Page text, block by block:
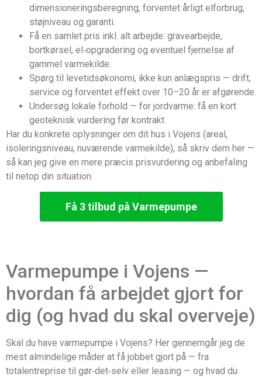
dimensioneringsberegning, forventet årligt elforbrug,
støjniveau og garanti.
Få en samlet pris inkl. alt arbejde: gravearbejde,
bortkørsel, el‑opgradering og eventuel fjernelse af
gammel varmekilde.
Spørg til levetidsøkonomi, ikke kun anlægspris — drift,
service og forventet effekt over 10–20 år er afgørende.
Undersøg lokale forhold — for jordvarme: få en kort
geoteknisk vurdering før kontrakt.
Har du konkrete oplysninger om dit hus i Vojens (areal,
isoleringsniveau, nuværende varmekilde), så skriv dem her —
så kan jeg give en mere præcis prisvurdering og anbefaling
til netop din situation.
Få 3 tilbud på Varmepumpe
Varmepumpe i Vojens —
hvordan få arbejdet gjort for
dig (og hvad du skal overveje)
Skal du have varmepumpe i Vojens? Her gennemgår jeg de
mest almindelige måder at få jobbet gjort på — fra
totalentreprise til gør‑det‑selv eller leasing — og hvad du